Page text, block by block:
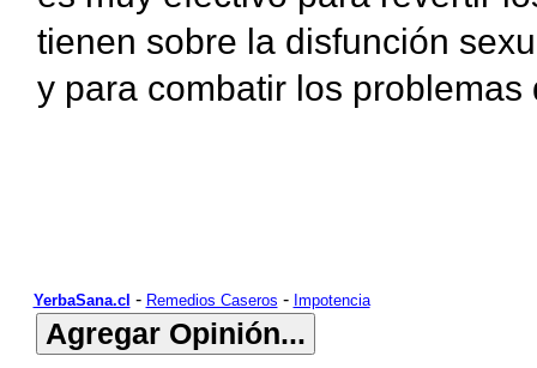
tienen sobre la disfunción
y para combatir los problemas
YerbaSana.cl - Remedios Caseros - Impotencia